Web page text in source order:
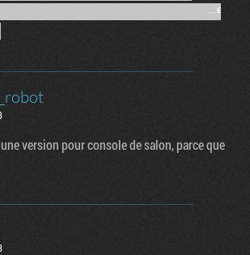
version pour console de salon, parce que